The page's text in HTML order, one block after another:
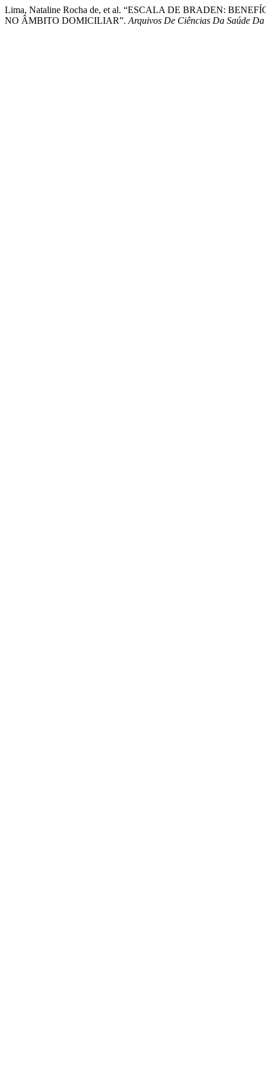
Lima, Nataline Rocha de, et al. “ESCALA DE BRADEN:
NO ÂMBITO DOMICILIAR”. Arquivos De Ciências Da Saúde